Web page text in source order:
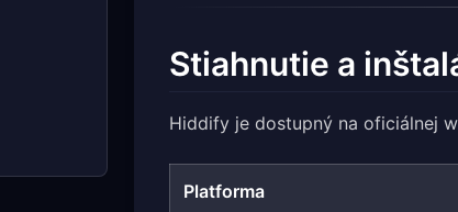
Stiahnutie a
Hiddify je dostupný na oficiálnej
Platforma